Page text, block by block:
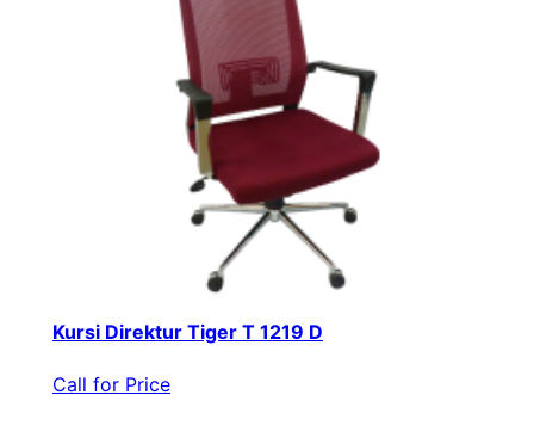
Kursi Direktur Tiger T 1219 D
Call for Price